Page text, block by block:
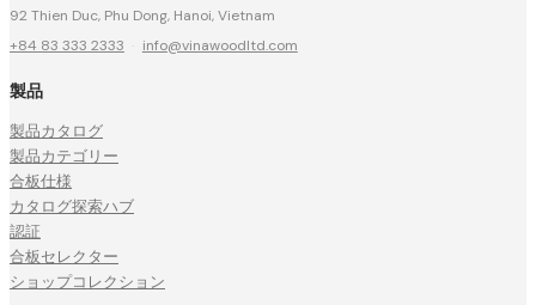
92 Thien Duc, Phu Dong, Hanoi, Vietnam
+84 83 333 2333 · info@vinawoodltd.com
製品
製品カタログ
製品カテゴリー
合板仕様
カタログ探索ハブ
認証
合板セレクター
ショップコレクション